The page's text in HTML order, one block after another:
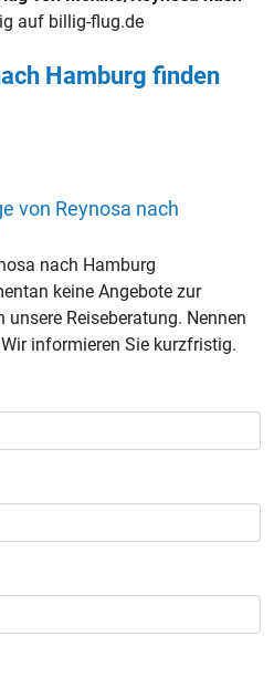
auf billig-flug.de
Hamburg finden
von Reynosa nach
nach Hamburg
keine Angebote zur
Reiseberatung. Nennen
informieren Sie kurzfristig.